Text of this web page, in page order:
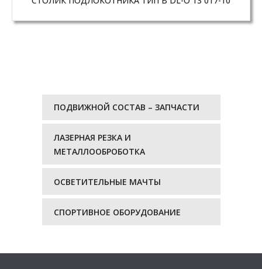
ПОДВИЖНОЙ СОСТАВ – ЗАПЧАСТИ
ЛАЗЕРНАЯ РЕЗКА И
МЕТАЛЛООБРОБОТКА
ОСВЕТИТЕЛЬНЫЕ МАЧТЫ
СПОРТИВНОЕ ОБОРУДОВАНИЕ